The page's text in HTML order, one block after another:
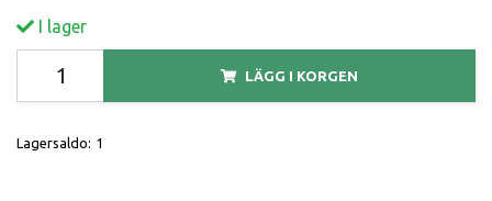
I lager
LÄGG I KORGEN
Lagersaldo: 1